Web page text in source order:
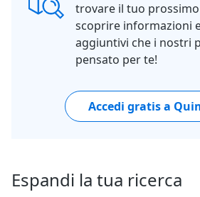
trovare il tuo
scoprire informazioni
aggiuntivi che i nostri
pensato per te!
Accedi gratis a
Espandi la tua ricerca